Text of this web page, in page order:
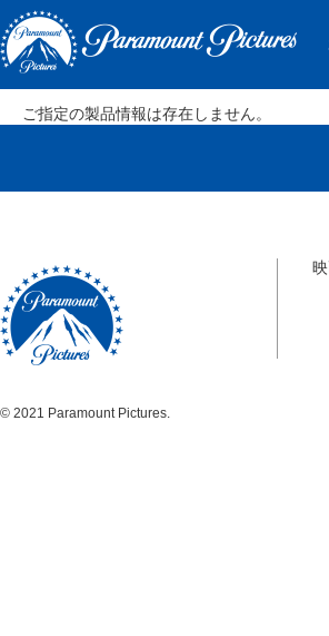
ご指定の製品情報は存在しません。
© 2021 Paramount Pictures.